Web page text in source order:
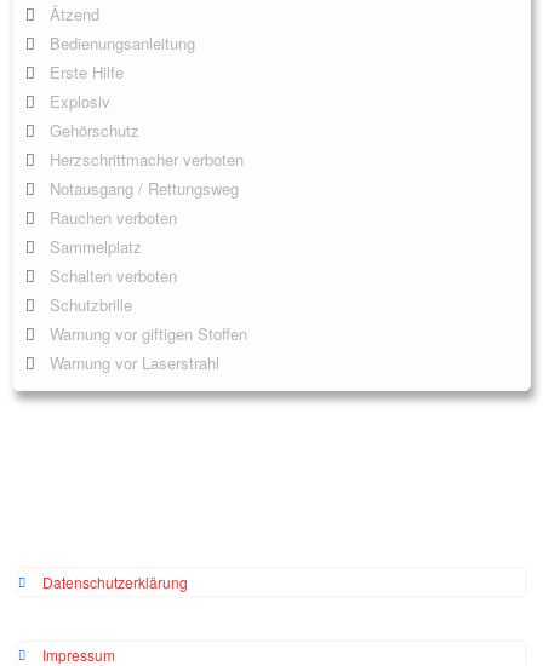
Ätzend
Bedienungsanleitung
Erste Hilfe
Explosiv
Gehörschutz
Herzschrittmacher verboten
Notausgang / Rettungsweg
Rauchen verboten
Sammelplatz
Schalten verboten
Schutzbrille
Warnung vor giftigen Stoffen
Warnung vor Laserstrahl
Datenschutzerklärung
Impressum